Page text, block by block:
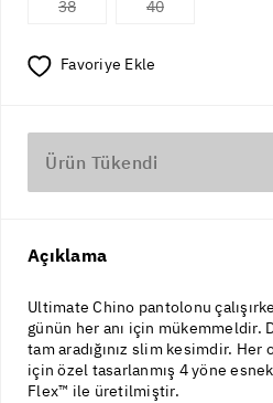
38 40
Favoriye Ekle
Ürün Tükendi
Açıklama
Ultimate Chino pantolonu
günün her anı için mükemmeldir.
tam aradığınız slim kesimdir. Her
için özel tasarlanmış 4 yöne
Flex™ ile üretilmiştir.